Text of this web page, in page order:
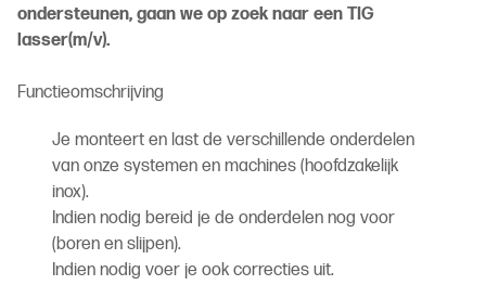
ondersteunen, gaan we op zoek naar een TIG
lasser(m/v).
Functieomschrijving
Je monteert en last de verschillende onderdelen
van onze systemen en machines (hoofdzakelijk
inox).
Indien nodig bereid je de onderdelen nog voor
(boren en slijpen).
Indien nodig voer je ook correcties uit.